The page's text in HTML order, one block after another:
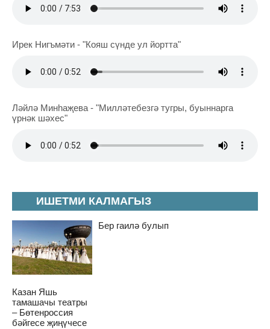
ИШЕТМИ КАЛМАГЫЗ
Бер гаилә булып
Казан Яшь
тамашачы театры
– Бөтенроссия
бәйгесе җиңүчесе
Ирек Нигъмәти - "Кояш сүнде ул йортта"
Ләйлә Минһаҗева - "Милләтебезгә тугры, буыннарга
үрнәк шәхес"